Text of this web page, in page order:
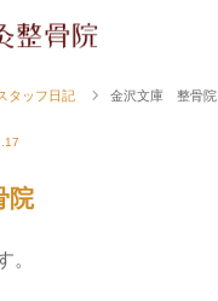
タッフ日記 金沢文庫 整骨院
院
。